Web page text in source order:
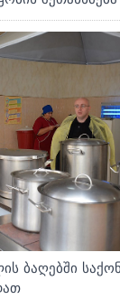
ბაღებში